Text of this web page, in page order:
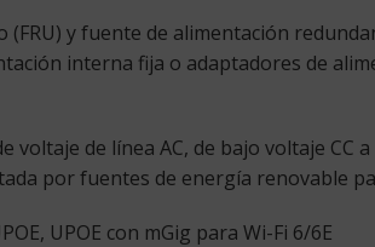
(FRU) y fuente de alimentación
interna fija o adaptadores de
de línea AC, de bajo voltaje CC
por fuentes de energía renovable
UPOE con mGig para Wi-Fi 6/6E